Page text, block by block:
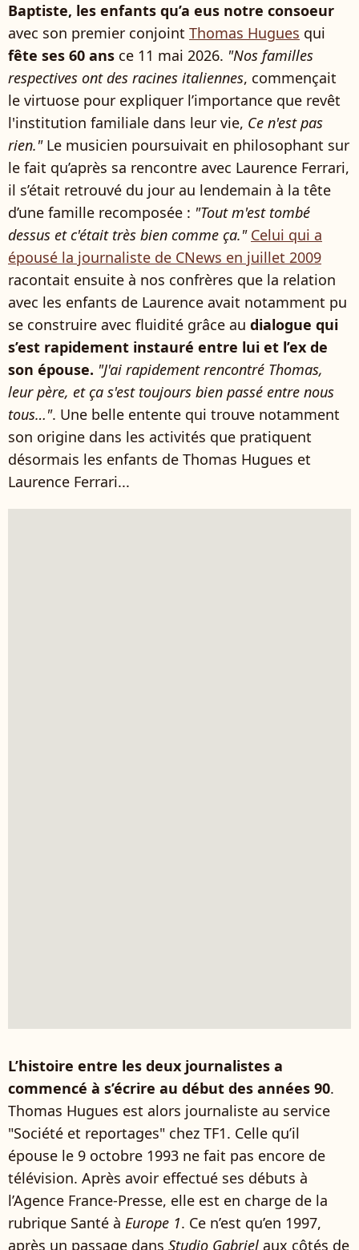
Baptiste, les enfants qu’a eus notre consoeur
avec son premier conjoint Thomas Hugues qui
fête ses 60 ans ce 11 mai 2026. "Nos familles
respectives ont des racines italiennes, commençait
le virtuose pour expliquer l’importance que revêt
l'institution familiale dans leur vie, Ce n'est pas
rien."Le musicien poursuivait en philosophant sur
le fait qu’après sa rencontre avec Laurence Ferrari,
il s’était retrouvé du jour au lendemain à la tête
d’une famille recomposée : "Tout m'est tombé
dessus et c'était très bien comme ça." Celui qui a
épousé la journaliste de CNews en juillet 2009
racontait ensuite à nos confrères que la relation
avec les enfants de Laurence avait notamment pu
se construire avec fluidité grâce au dialogue qui
s’est rapidement instauré entre lui et l’ex de
son épouse. "J'ai rapidement rencontré Thomas,
leur père, et ça s'est toujours bien passé entre nous
tous…". Une belle entente qui trouve notamment
son origine dans les activités que pratiquent
désormais les enfants de Thomas Hugues et
Laurence Ferrari...
L’histoire entre les deux journalistes a
commencé à s’écrire au début des années 90.
Thomas Hugues est alors journaliste au service
"Société et reportages" chez TF1. Celle qu’il
épouse le 9 octobre 1993 ne fait pas encore de
télévision. Après avoir effectué ses débuts à
l’Agence France-Presse, elle est en charge de la
rubrique Santé à Europe 1. Ce n’est qu’en 1997,
après un passage dans Studio Gabriel aux côtés de